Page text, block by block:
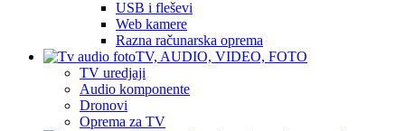
USB i fleševi
Web kamere
Razna računarska oprema
TV, AUDIO, VIDEO, FOTO
TV uredjaji
Audio komponente
Dronovi
Oprema za TV